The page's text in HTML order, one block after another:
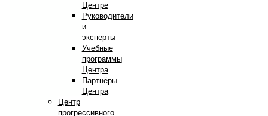
Центре
Руководители
и
эксперты
Учебные
программы
Центра
Партнёры
Центра
Центр
прогрессивного